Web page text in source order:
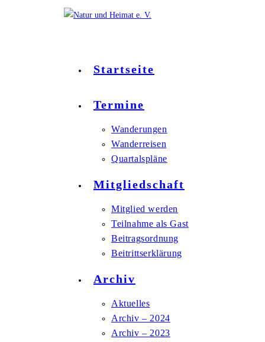
Startseite
Termine
Wanderungen
Wanderreisen
Quartalspläne
Mitgliedschaft
Mitglied werden
Teilnahme als Gast
Beitragsordnung
Beitrittserklärung
Archiv
Aktuelles
Archiv – 2024
Archiv – 2023